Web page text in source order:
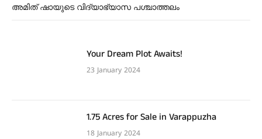
അമിത് ഷായുടെ വിദ്യാഭ്യാസ പശ്ചാത്തലം
Your Dream Plot Awaits!
23 January 2024
1.75 Acres for Sale in Varappuzha
18 January 2024